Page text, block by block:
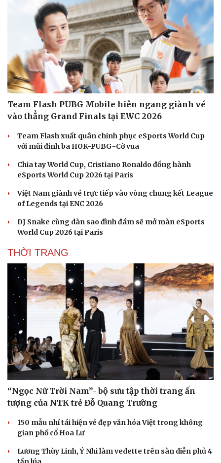
Văn hóa
Sân khấu - Điện ảnh
Văn học
Âm nhạc
Di sản
Giải trí
Nghệ sĩ
Thời trang
Sao Việt
Team Flash PUBG Mobile hiên ngang giành vé
vào thẳng Grand Finals tại EWC 2026
Team Flash xuất quân chinh phục eSports World Cup
với mũi đinh ba HOK-PUBG-Cờ vua
Chia tay World Cup, Cristiano Ronaldo đồng hành
eSports World Cup 2026 tại Paris
Việt Nam giành vé trực tiếp vào vòng chung kết League
of Legends tại ENC 2026
DJ Snake cùng dàn sao đình đám sẽ mở màn eSports
World Cup 2026 tại Paris
THỜI TRANG
“Ngọc Nữ Trời Nam”- bộ sưu tập thời trang ấn
tượng của NTK trẻ Đỗ Quang Trường
150 mẫu nhí tái hiện vẻ đẹp văn hóa Việt trong không
gian phố cổ Hoa Lư
Lương Thùy Linh, Ý Nhi làm vedette trên sàn diễn phủ 4